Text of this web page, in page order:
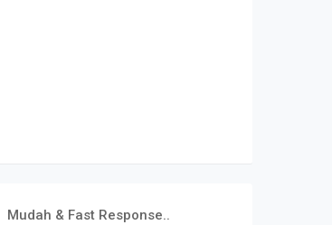
Mudah & Fast Response..